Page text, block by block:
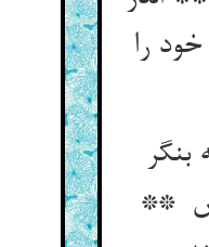
را
بنگر
**